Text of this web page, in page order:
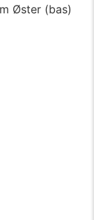
Øster (bas)